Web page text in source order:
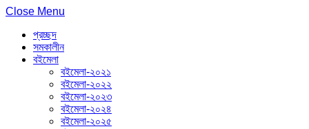
Close Menu
প্রচ্ছদ
সমকালীন
বইমেলা
বইমেলা-২০২১
বইমেলা-২০২২
বইমেলা-২০২৩
বইমেলা-২০২৪
বইমেলা-২০২৫